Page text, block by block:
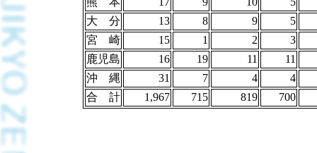
大 分
13 8 9
5
宮 崎
15 1 2
3
鹿児島
16 19 11
11
沖 縄
31 7 4
4
合 計
1,967 715 819 700